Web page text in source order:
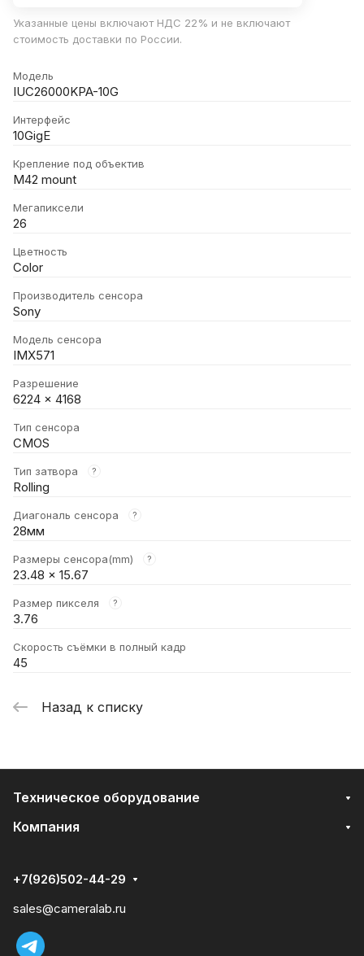
Указанные цены включают НДС 22% и не включают
стоимость доставки по России.
Модель
IUC26000KPA-10G
Интерфейс
10GigE
Крепление под объектив
M42 mount
Мегапиксели
26
Цветность
Color
Производитель сенсора
Sony
Модель сенсора
IMX571
Разрешение
6224 × 4168
Тип сенсора
CMOS
Тип затвора ?
Rolling
Диагональ сенсора ?
28мм
Размеры сенсора(mm) ?
23.48 × 15.67
Размер пикселя ?
3.76
Скорость съёмки в полный кадр
45
Назад к списку
Техническое оборудование
Компания
+7(926)502-44-29
sales@cameralab.ru